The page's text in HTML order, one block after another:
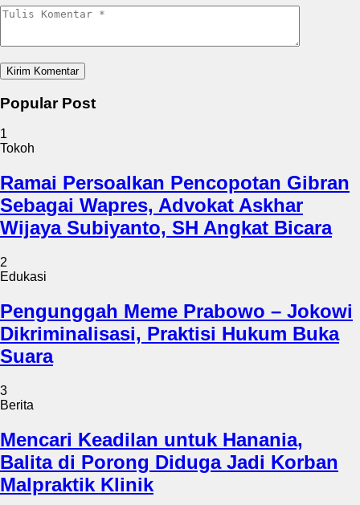
Popular Post
1
Tokoh
Ramai Persoalkan Pencopotan Gibran
Sebagai Wapres, Advokat Askhar
Wijaya Subiyanto, SH Angkat Bicara
2
Edukasi
Pengunggah Meme Prabowo – Jokowi
Dikriminalisasi, Praktisi Hukum Buka
Suara
3
Berita
Mencari Keadilan untuk Hanania,
Balita di Porong Diduga Jadi Korban
Malpraktik Klinik